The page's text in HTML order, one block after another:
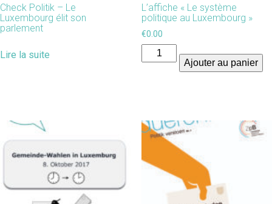
Check Politik – Le
Luxembourg élit son
parlement
Lire la suite
L’affiche « Le système
politique au Luxembourg »
€0.00
quantité
de
politique
au
Luxembourg"
Ajouter au panier